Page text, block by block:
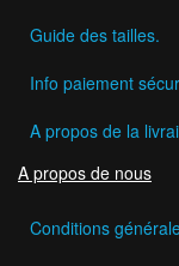
Guide des tailles.
Info paiement
A propos de la
A propos de nous
Conditions